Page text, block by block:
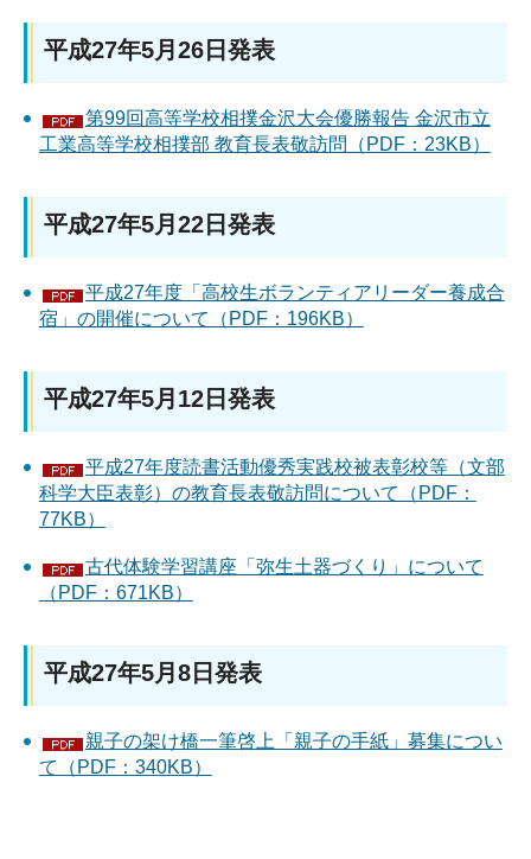
平成27年5月26日発表
第99回高等学校相撲金沢大会優勝報告 金沢市立
工業高等学校相撲部 教育長表敬訪問（PDF：23KB）
平成27年5月22日発表
平成27年度「高校生ボランティアリーダー養成合
宿」の開催について（PDF：196KB）
平成27年5月12日発表
平成27年度読書活動優秀実践校被表彰校等（文部
科学大臣表彰）の教育長表敬訪問について（PDF：
77KB）
古代体験学習講座「弥生土器づくり」について
（PDF：671KB）
平成27年5月8日発表
親子の架け橋一筆啓上「親子の手紙」募集につい
て（PDF：340KB）